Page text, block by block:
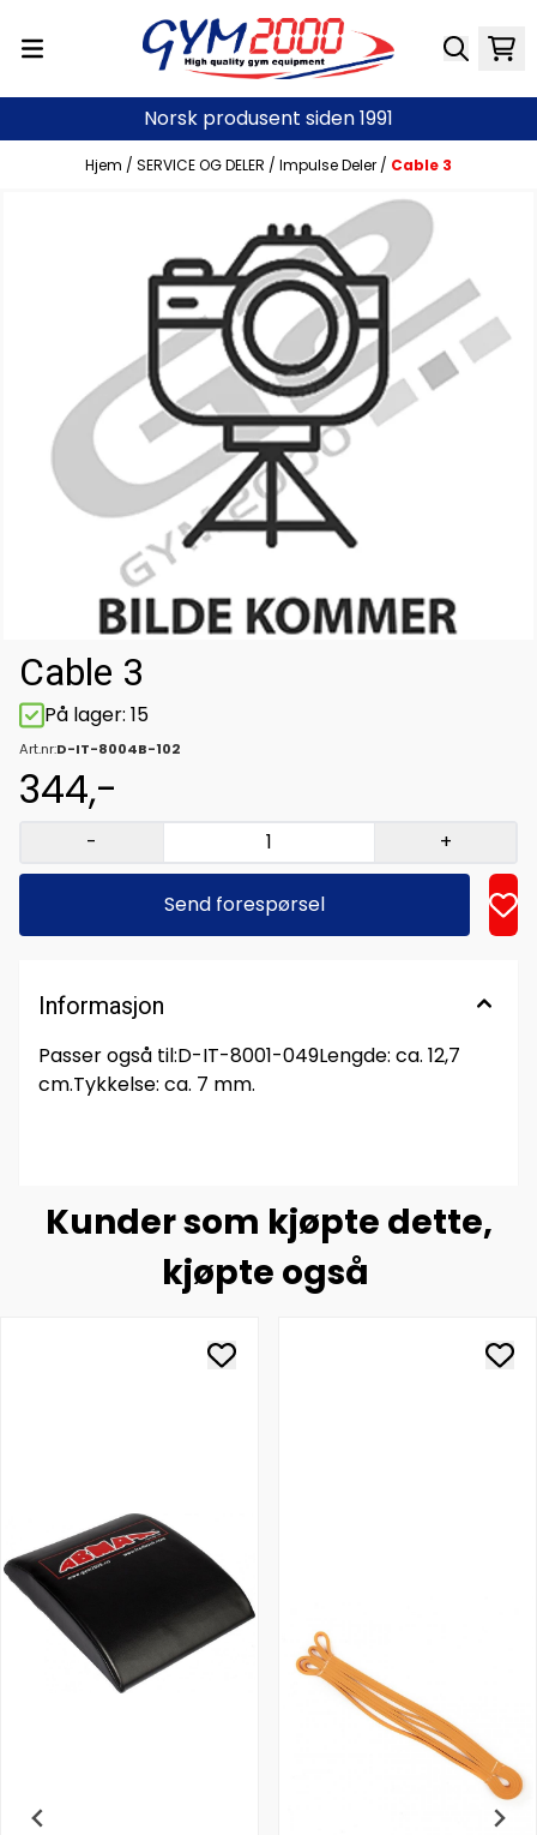
Norsk produsent siden 1991
Hjem / SERVICE OG DELER / Impulse Deler / Cable 3
Cable 3
På lager: 15
Art.nr:D-IT-8004B-102
344,-
- +
Send forespørsel
Informasjon
Passer også til:D-IT-8001-049Lengde: ca. 12,7
cm.Tykkelse: ca. 7 mm.
Kunder som kjøpte dette,
kjøpte også